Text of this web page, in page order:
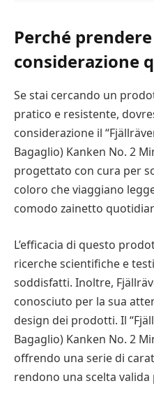
Perché
considerazione
Se stai cercando un
pratico e resistente,
considerazione il
Bagaglio) Kanken No. 2
progettato con cura per
coloro che viaggiano
comodo zainetto
L’efficacia di questo
ricerche scientifiche e
soddisfatti. Inoltre,
conosciuto per la sua
design dei prodotti. Il
Bagaglio) Kanken No. 2
offrendo una serie di
rendono una scelta